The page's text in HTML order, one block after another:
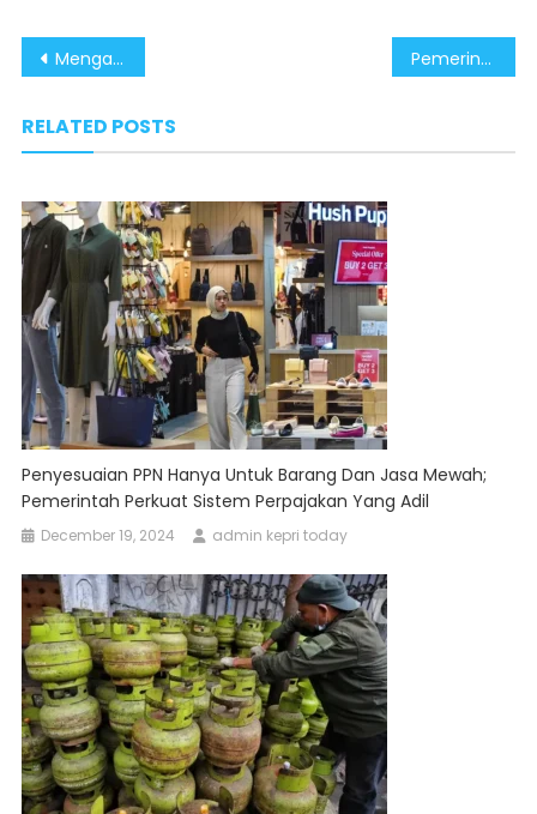
Post
Mengapresiasi Komitmen Pemerintah Lindungi Pekerja dari Badai PHK Pemerintah Gerak Cepat Respon Gelombang PHK, Pastikan Perlindungan Pekerja
RELATED POSTS
Penyesuaian PPN Hanya Untuk Barang Dan Jasa Mewah;
Pemerintah Perkuat Sistem Perpajakan Yang Adil
December 19, 2024 admin kepri today